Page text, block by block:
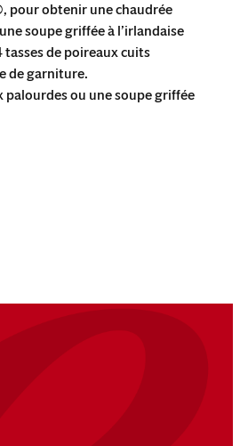
pour obtenir une chaudrée
soupe griffée à l’irlandaise
de poireaux cuits
de garniture.
palourdes ou une soupe griffée